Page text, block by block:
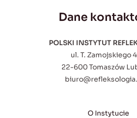
Dane
POLSKI INSTYTUT
ul. T. Zamojskiego
22-600 Tomaszów
O Instytucie